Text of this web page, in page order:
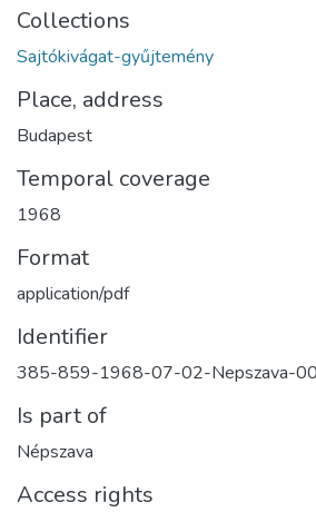
Collections
Sajtókivágat-gyűjtemény
Place, address
Budapest
Temporal coverage
1968
Format
application/pdf
Identifier
385-859-1968-07-02-Nepszava-
Is part of
Népszava
Access rights